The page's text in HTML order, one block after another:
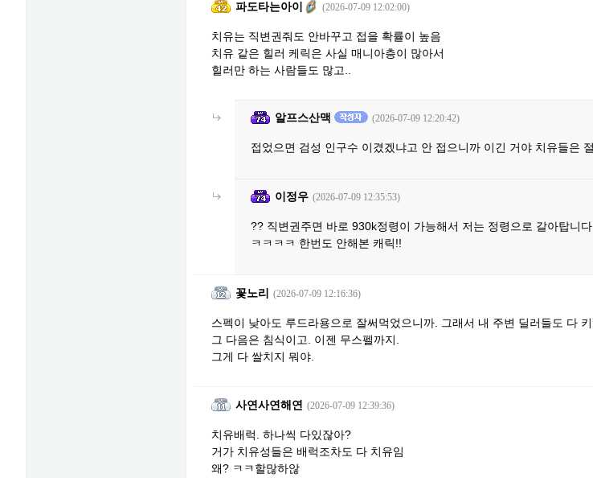
파도타는아이 (2026-07-09 12:02:00)
치유는 직변권줘도 안바꾸고 접을 확률이 높음
치유 같은 힐러 케릭은 사실 매니아층이 많아서
힐러만 하는 사람들도 많고..
알프스산맥 (2026-07-09 12:20:42)
접었으면 검성 인구수 이겼겠냐고 안 접으니까 이긴 거야 치유들은
이정우 (2026-07-09 12:35:53)
?? 직변권주면 바로 930k정령이 가능해서 저는 정령으로 갈아탑니
ㅋㅋㅋㅋ 한번도 안해본 캐릭!!
꽃노리 (2026-07-09 12:16:36)
스펙이 낮아도 루드라용으로 잘써먹었으니까. 그래서 내 주변 딜러들도 다 키
그 다음은 침식이고. 이젠 무스펠까지.
그게 다 쌀치지 뭐야.
사연사연해연 (2026-07-09 12:39:36)
치유배럭. 하나씩 다있잖아?
거가 치유성들은 배럭조차도 다 치유임
왜? ㅋㅋ할많하않